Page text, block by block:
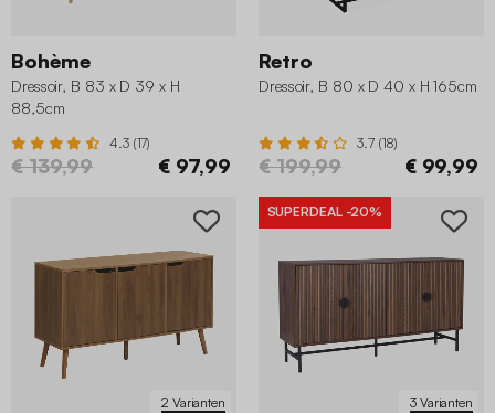
Bohème
Dressoir, B 83 x D 39 x H
88,5cm
4.3 (17)
€ 139,99 € 97,99
Retro
Dressoir, B 80 x D 40 x H 165cm
3.7 (18)
€ 199,99 € 99,99
2 Varianten 3 Varianten
SUPERDEAL -20%